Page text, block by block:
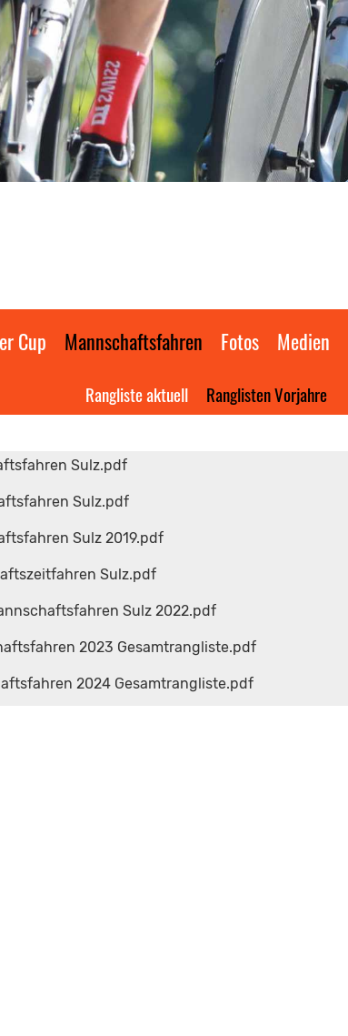
Cup Mannschaftsfahren Fotos Medien
Rangliste aktuell Ranglisten Vorjahre
Sulz.pdf
Sulz.pdf
Sulz 2019.pdf
Sulz.pdf
Sulz 2022.pdf
2023 Gesamtrangliste.pdf
2024 Gesamtrangliste.pdf